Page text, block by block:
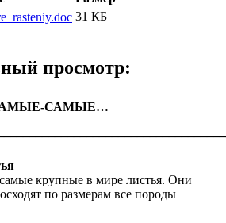
31 КБ
просмотр:
САМЫЕ…
крупные в мире листья. Они
по размерам все породы